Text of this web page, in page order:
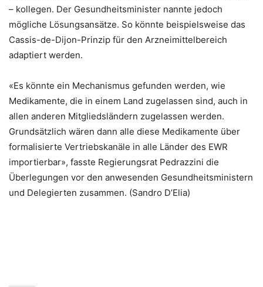
– kollegen. Der Gesundheitsminister nannte jedoch
mögliche Lösungsansätze. So könnte beispielsweise das
Cassis-de-Dijon-Prinzip für den Arzneimittelbereich
adaptiert werden.
«Es könnte ein Mechanismus gefunden werden, wie
Medikamente, die in einem Land zugelassen sind, auch in
allen anderen Mitgliedsländern zugelassen werden.
Grundsätzlich wären dann alle diese Medikamente über
formalisierte Vertriebskanäle in alle Länder des EWR
importierbar», fasste Regierungsrat Pedrazzini die
Überlegungen vor den anwesenden Gesundheitsministern
und Delegierten zusammen. (Sandro D’Elia)